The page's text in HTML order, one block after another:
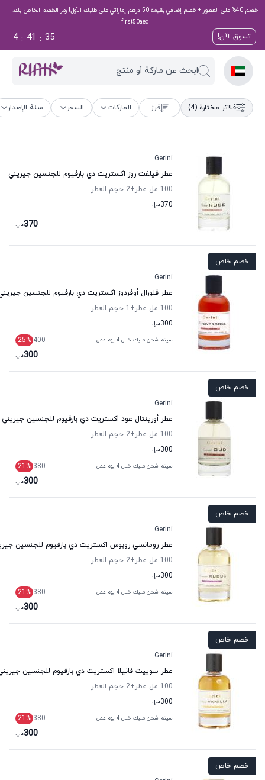
خصم 40% على العطور + خصم إضافي بقيمة 50 درهم إماراتي على طلبك الأول! رمز الخصم الخاص بك:
first50aed
تسوق الآن! 35
:
41
:
4
ابحث عن ماركة أو منتج
فلاتر مختارة (4) فرز الماركات السعر سنة الإصدار
Gerini
عطر فيلفت روز اكستريت دي بارفيوم للجنسين جيريني
100 مل عطر
+2
حجم العطر
370د.إ.
370د.إ.
خصم خاص
Gerini
عطر فلورال أوفردوز اكستريت دي بارفيوم للجنسين
100 مل عطر
+1
حجم العطر
300د.إ.
سيتم شحن طلبك خلال 4 يوم عمل 400
25%
300د.إ.
خصم خاص
Gerini
عطر أورينتال عود اكستريت دي بارفيوم للجنسين جيريني
100 مل عطر
+2
حجم العطر
300د.إ.
سيتم شحن طلبك خلال 4 يوم عمل 380
21 %
300د.إ.
خصم خاص
Gerini
عطر رومانسي روبوس اكستريت دي بارفيوم للجنسين
100 مل عطر
+2
حجم العطر
300د.إ.
سيتم شحن طلبك خلال 4 يوم عمل 380
21 %
300د.إ.
خصم خاص
Gerini
عطر سوييت فانيلا اكستريت دي بارفيوم للجنسين
100 مل عطر
+2
حجم العطر
300د.إ.
سيتم شحن طلبك خلال 4 يوم عمل 380
21 %
300د.إ.
خصم خاص